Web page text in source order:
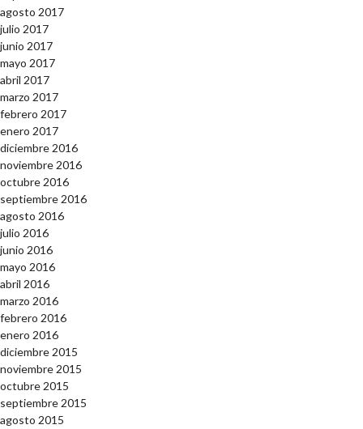
agosto 2017
julio 2017
junio 2017
mayo 2017
abril 2017
marzo 2017
febrero 2017
enero 2017
diciembre 2016
noviembre 2016
octubre 2016
septiembre 2016
agosto 2016
julio 2016
junio 2016
mayo 2016
abril 2016
marzo 2016
febrero 2016
enero 2016
diciembre 2015
noviembre 2015
octubre 2015
septiembre 2015
agosto 2015